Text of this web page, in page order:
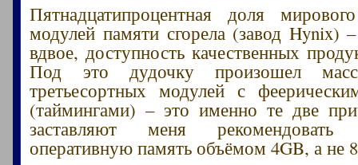
Пятнадцатипроцентная доля
модулей памяти сгорела (завод Hynix)
вдвое, доступность качественных
Под это дудочку произошел
третьесортных модулей с
(таймингами) – это именно те две
заставляют меня
оперативную память объёмом 4GB, а не